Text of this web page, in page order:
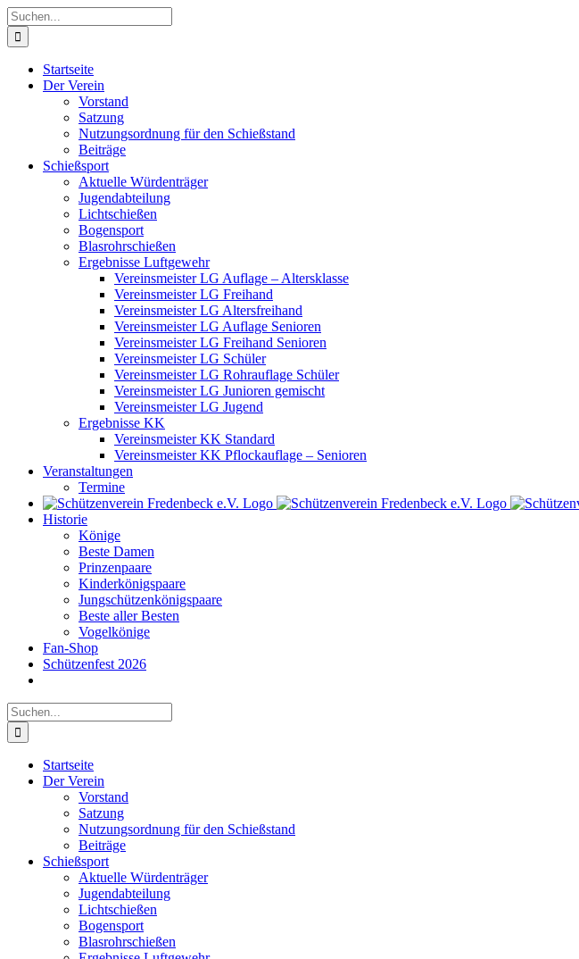
Zum
Inhalt
springen
Suche
nach:
Startseite
Der Verein
Vorstand
Satzung
Nutzungsordnung für den Schießstand
Beiträge
Schießsport
Aktuelle Würdenträger
Jugendabteilung
Lichtschießen
Bogensport
Blasrohrschießen
Ergebnisse Luftgewehr
Vereinsmeister LG Auflage – Altersklasse
Vereinsmeister LG Freihand
Vereinsmeister LG Altersfreihand
Vereinsmeister LG Auflage Senioren
Vereinsmeister LG Freihand Senioren
Vereinsmeister LG Schüler
Vereinsmeister LG Rohrauflage Schüler
Vereinsmeister LG Junioren gemischt
Vereinsmeister LG Jugend
Ergebnisse KK
Vereinsmeister KK Standard
Vereinsmeister KK Pflockauflage – Senioren
Veranstaltungen
Termine
Historie
Könige
Beste Damen
Prinzenpaare
Kinderkönigspaare
Jungschützenkönigspaare
Beste aller Besten
Vogelkönige
Fan-Shop
Schützenfest 2026
Suche
nach:
Startseite
Der Verein
Vorstand
Satzung
Nutzungsordnung für den Schießstand
Beiträge
Schießsport
Aktuelle Würdenträger
Jugendabteilung
Lichtschießen
Bogensport
Blasrohrschießen